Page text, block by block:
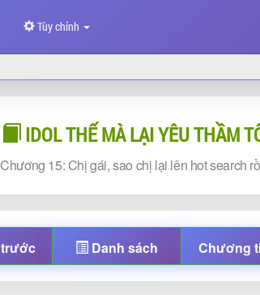
Tùy chỉnh
IDOL THẾ MÀ LẠI YÊU THẦM
Chương 15: Chị gái, sao chị lại lên hot search
trước Danh sách Chương